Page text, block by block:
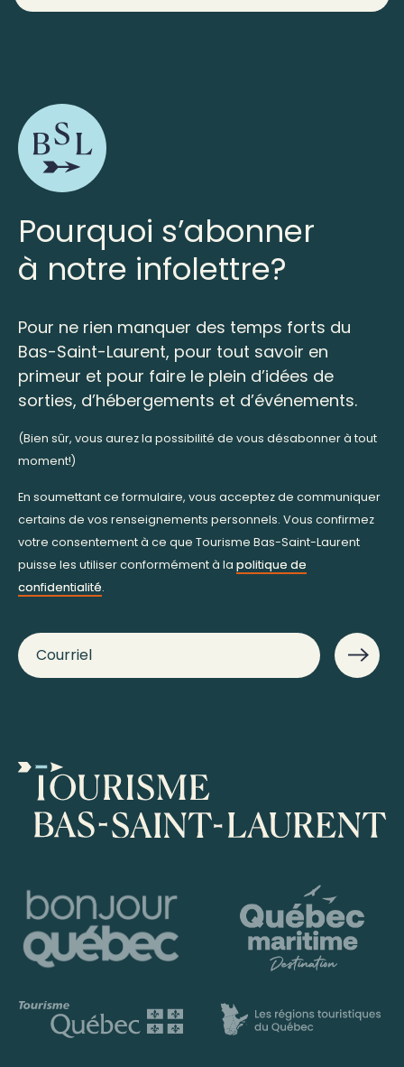
Pourquoi s’abonner
à notre infolettre?
Pour ne rien manquer des temps forts du
Bas-Saint-Laurent, pour tout savoir en
primeur et pour faire le plein d’idées de
sorties, d’hébergements et d’événements.
(Bien sûr, vous aurez la possibilité de vous désabonner à tout
moment!)
En soumettant ce formulaire, vous acceptez de communiquer
certains de vos renseignements personnels. Vous confirmez
votre consentement à ce que Tourisme Bas-Saint-Laurent
puisse les utiliser conformément à la politique de
confidentialité.